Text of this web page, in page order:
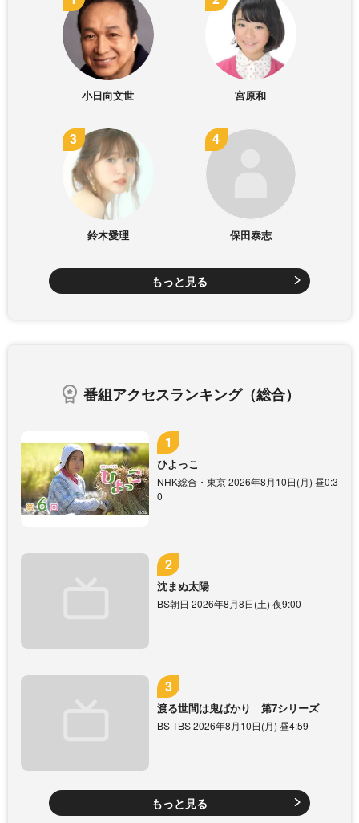
小日向文世 宮原和
鈴木愛理 保田泰志
もっと見る
番組アクセスランキング（総合）
ひよっこ
NHK総合・東京 2026年8月10日(月) 昼0:3
0
沈まぬ太陽
BS朝日 2026年8月8日(土) 夜9:00
渡る世間は鬼ばかり 第7シリーズ
BS-TBS 2026年8月10日(月) 昼4:59
もっと見る